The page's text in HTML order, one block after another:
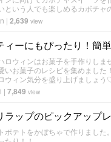
という人でも楽しめるカボチャ
| 2,639 view
ィーにもぴったり！簡
ロウィンはお菓子を手作りしま
いお菓子のレシピを集めまし
ウィン気分を盛り上げましょう
| 7,849 view
ラップのピックアップ
ポテトをかぼちゃで作りまし